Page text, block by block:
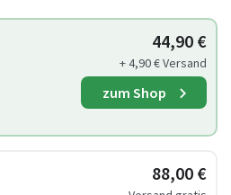
44,90 €
+ 4,90 € Versand
zum Shop
88,00 €